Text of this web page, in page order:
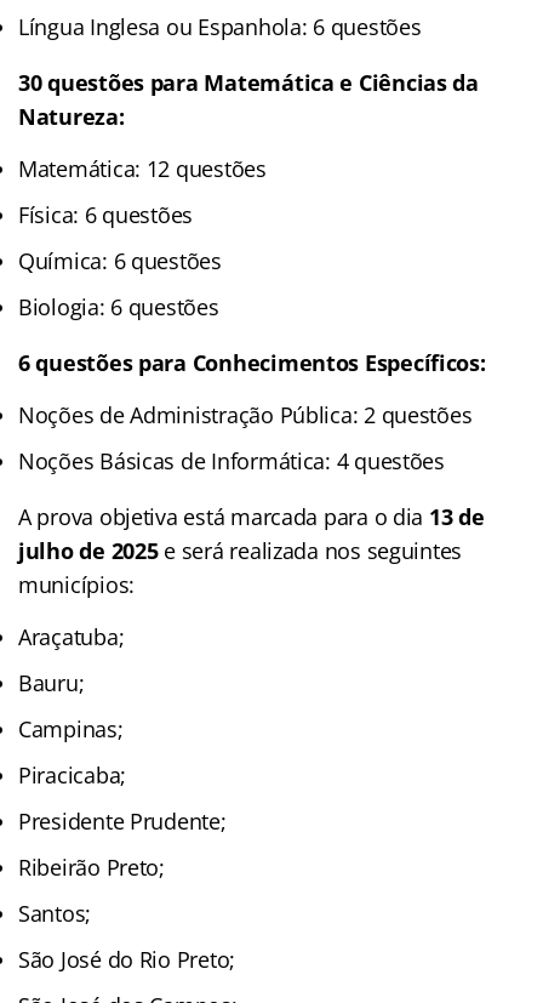
Língua Inglesa ou Espanhola: 6 questões
30 questões para Matemática e Ciências da
Natureza:
Matemática: 12 questões
Física: 6 questões
Química: 6 questões
Biologia: 6 questões
6 questões para Conhecimentos Específicos:
Noções de Administração Pública: 2 questões
Noções Básicas de Informática: 4 questões
A prova objetiva está marcada para o dia 13 de
julho de 2025e será realizada nos seguintes
municípios:
Araçatuba;
Bauru;
Campinas;
Piracicaba;
Presidente Prudente;
Ribeirão Preto;
Santos;
São José do Rio Preto;